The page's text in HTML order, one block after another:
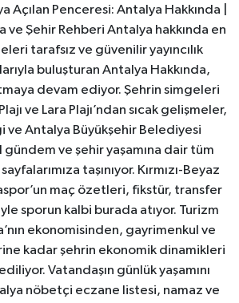
Açılan Penceresi: Antalya Hakkında |
ve Şehir Rehberi Antalya hakkında en
tarafsız ve güvenilir yayıncılık
buluşturan Antalya Hakkında,
devam ediyor. Şehrin simgeleri
ve Lara Plajı’ndan sıcak gelişmeler,
ve Antalya Büyükşehir Belediyesi
gündem ve şehir yaşamına dair tüm
taşınıyor. Kırmızı-Beyaz
maç özetleri, fikstür, transfer
sporun kalbi burada atıyor. Turizm
ekonomisinden, gayrimenkul ve
kadar şehrin ekonomik dinamikleri
Vatandaşın günlük yaşamını
nöbetçi eczane listesi, namaz ve